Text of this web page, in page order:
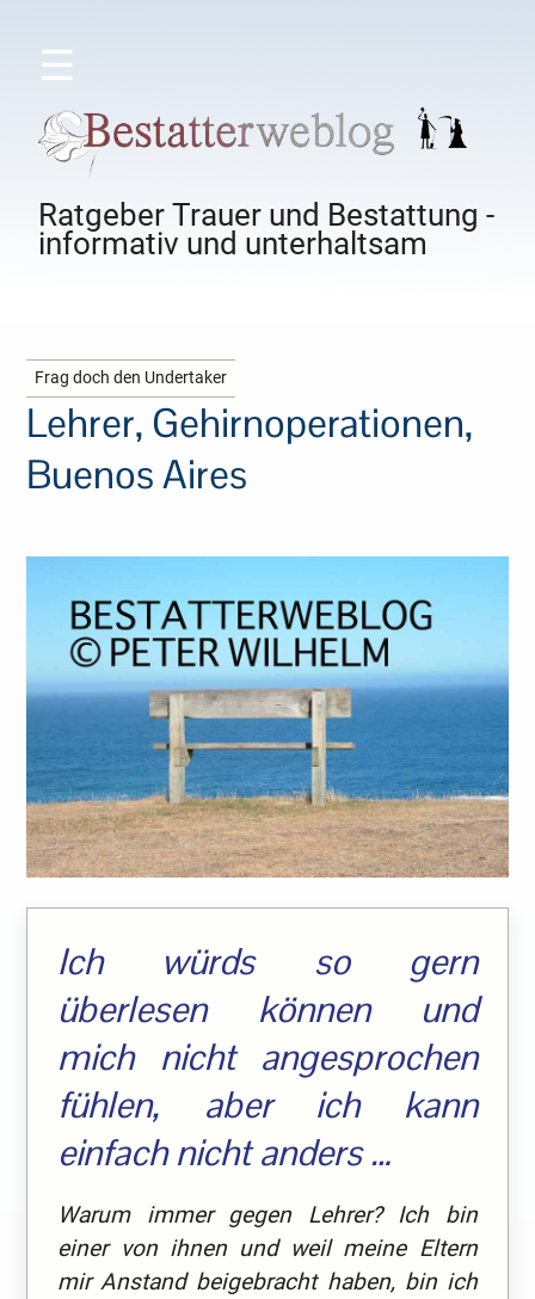
☰
Ratgeber Trauer und Bestattung -
informativ und unterhaltsam
Frag doch den Undertaker
Lehrer, Gehirnoperationen,
Buenos Aires
Ich würds so gern
überlesen können und
mich nicht angesprochen
fühlen, aber ich kann
einfach nicht anders …
Warum immer gegen Lehrer? Ich bin
einer von ihnen und weil meine Eltern
mir Anstand beigebracht haben, bin ich